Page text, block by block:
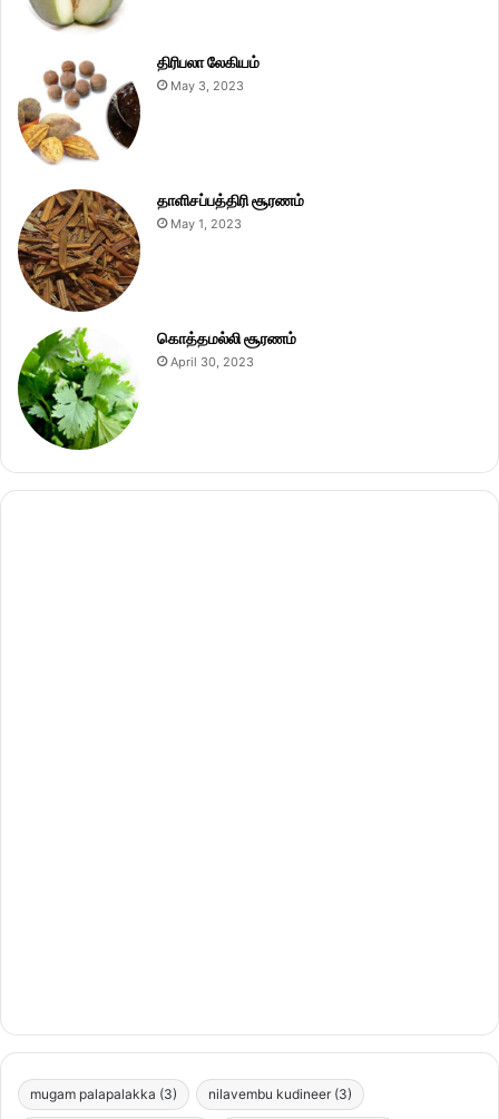
திரிபலா லேகியம்
May 3, 2023
தாளிசப்பத்திரி சூரணம்
May 1, 2023
கொத்தமல்லி சூரணம்
April 30, 2023
mugam palapalakka (3) nilavembu kudineer (3)